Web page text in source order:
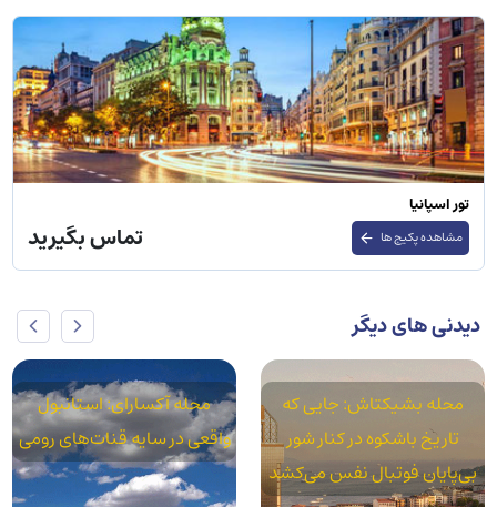
تور اسپانیا
مشاهده پکیج ها تماس بگیرید
دیدنی های دیگر
محله بشیکتاش: جایی که
تاریخ باشکوه در کنار شور
بی‌پایان فوتبال نفس می‌کشد
محله آکسارای: استانبول
واقعی در سایه قنات‌های رومی